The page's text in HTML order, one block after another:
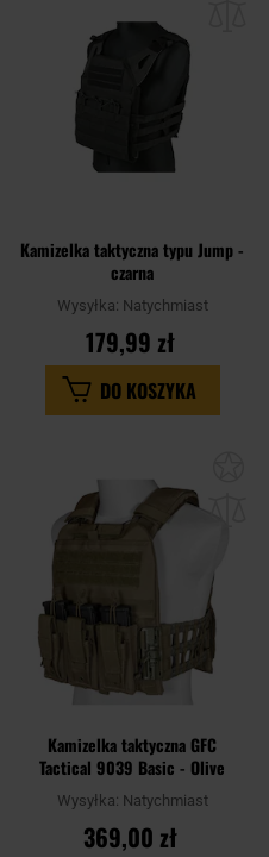
Kamizelka taktyczna typu Jump -
czarna
Wysyłka: Natychmiast
179,99 zł
DO KOSZYKA
schowka
Kamizelka taktyczna GFC
Tactical 9039 Basic - Olive
Wysyłka: Natychmiast
369,00 zł